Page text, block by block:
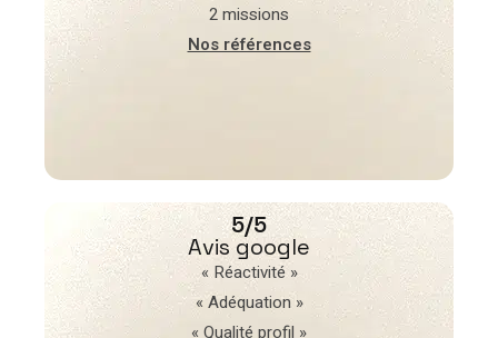
2 missions
Nos références
5/5
Avis google
« Réactivité »
« Adéquation »
« Qualité profil »